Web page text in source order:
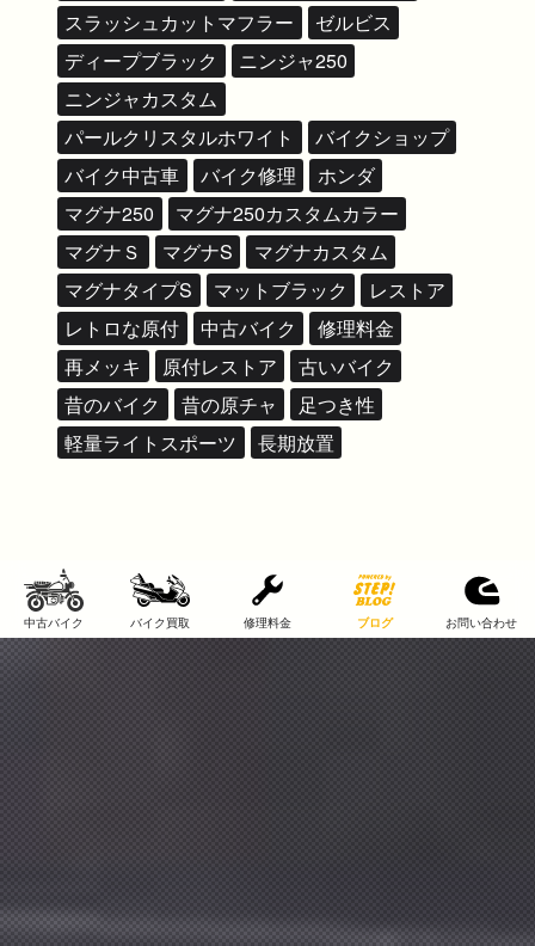
スラッシュカットマフラー
ゼルビス
ディープブラック
ニンジャ250
ニンジャカスタム
パールクリスタルホワイト
バイクショップ
バイク中古車
バイク修理
ホンダ
マグナ250
マグナ250カスタムカラー
マグナＳ
マグナS
マグナカスタム
マグナタイプS
マットブラック
レストア
レトロな原付
中古バイク
修理料金
再メッキ
原付レストア
古いバイク
昔のバイク
昔の原チャ
足つき性
軽量ライトスポーツ
長期放置
中古バイク バイク買取 修理料金 ブログ お問い合わせ